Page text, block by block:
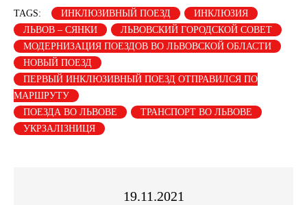
TAGS: ИНКЛЮЗИВНЫЙ ПОЕЗД
ИНКЛЮЗИЯ
ЛЬВОВ – СЯНКИ
ЛЬВОВСКИЙ ГОРОДСКОЙ СОВЕТ
МОДЕРНИЗАЦИЯ ПОЕЗДОВ ВО ЛЬВОВСКОЙ ОБЛАСТИ
НОВЫЙ ПОЕЗД
ПЕРВЫЙ ИНКЛЮЗИВНЫЙ ПОЕЗД ОТПРАВИЛСЯ ПО
МАРШРУТУ
ПОЕЗДА ВО ЛЬВОВЕ
ТРАНСПОРТ ВО ЛЬВОВЕ
УКРЗАЛІЗНИЦЯ
19.11.2021